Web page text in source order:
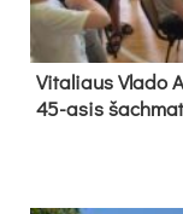
Vi­ta­liaus Vla­do
45-asis